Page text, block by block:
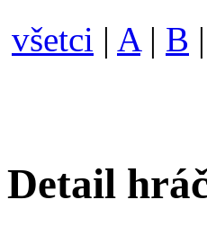
všetci | A| B |
Detail